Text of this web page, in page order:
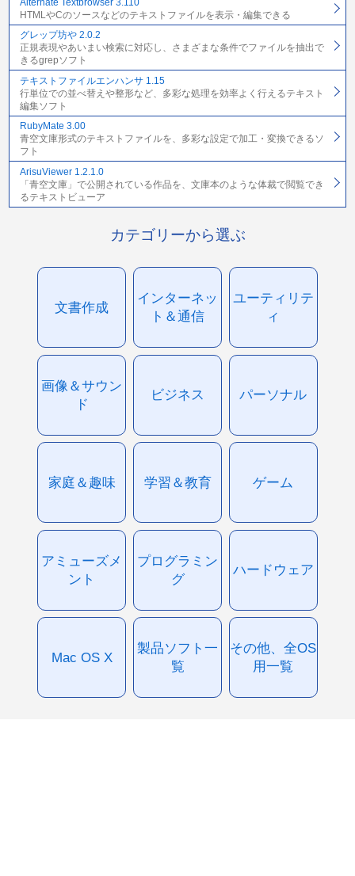
HTMLやCのソースなどのテキストファイルを表示・編集できる
グレップ坊や 2.0.2
正規表現やあいまい検索に対応し、さまざまな条件でファイルを抽出で
きるgrepソフト
テキストファイルエンハンサ 1.15
行単位での並べ替えや整形など、多彩な処理を効率よく行えるテキスト
編集ソフト
RubyMate 3.00
青空文庫形式のテキストファイルを、多彩な設定で加工・変換できるソ
フト
ArisuViewer 1.2.1.0
「青空文庫」で公開されている作品を、文庫本のような体裁で閲覧でき
るテキストビューア
カテゴリーから選ぶ
文書作成
インターネッ
ト＆通信
ユーティリテ
ィ
画像＆サウン
ド
ビジネス パーソナル
家庭＆趣味 学習＆教育 ゲーム
アミューズメ
ント
プログラミン
グ
ハードウェア
Mac OS X
製品ソフト一
覧
その他、全OS
用一覧